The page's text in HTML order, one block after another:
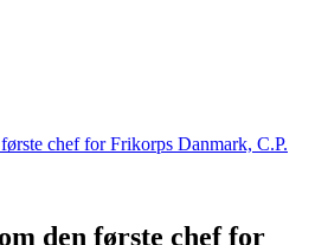
den første chef for